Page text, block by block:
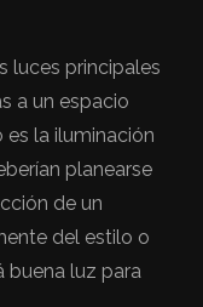
luces principales
a un espacio
es la iluminación
planearse
de un
del estilo o
buena luz para